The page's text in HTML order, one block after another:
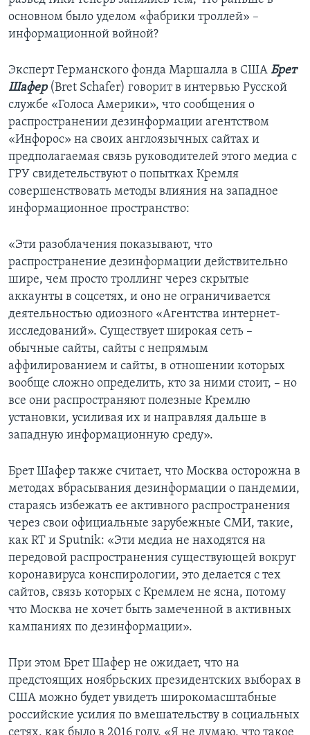
основном было уделом «фабрики троллей» –
информационной войной?
Эксперт Германского фонда Маршалла в США Брет
Шафер(Bret Schafer) говорит в интервью Русской
службе «Голоса Америки», что сообщения о
распространении дезинформации агентством
«Инфорос» на своих англоязычных сайтах и
предполагаемая связь руководителей этого медиа с
ГРУ свидетельствуют о попытках Кремля
совершенствовать методы влияния на западное
информационное пространство:
«Эти разоблачения показывают, что
распространение дезинформации действительно
шире, чем просто троллинг через скрытые
аккаунты в соцсетях, и оно не ограничивается
деятельностью одиозного «Агентства интернет-
исследований». Существует широкая сеть –
обычные сайты, сайты с непрямым
аффилированием и сайты, в отношении которых
вообще сложно определить, кто за ними стоит, – но
все они распространяют полезные Кремлю
установки, усиливая их и направляя дальше в
западную информационную среду».
Брет Шафер также считает, что Москва осторожна в
методах вбрасывания дезинформации о пандемии,
стараясь избежать ее активного распространения
через свои официальные зарубежные СМИ, такие,
как RT и Sputnik: «Эти медиа не находятся на
передовой распространения существующей вокруг
коронавируса конспирологии, это делается с тех
сайтов, связь которых с Кремлем не ясна, потому
что Москва не хочет быть замеченной в активных
кампаниях по дезинформации».
При этом Брет Шафер не ожидает, что на
предстоящих ноябрьских президентских выборах в
США можно будет увидеть широкомасштабные
российские усилия по вмешательству в социальных